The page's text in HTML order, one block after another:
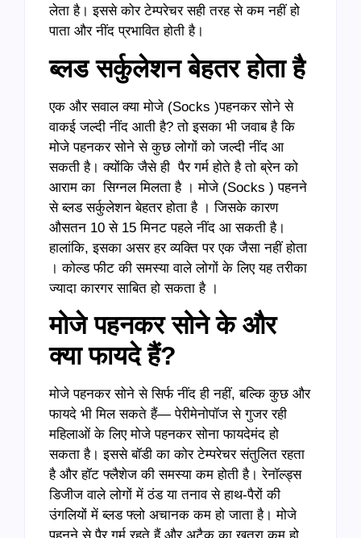
लेता है। इससे कोर टेम्परेचर सही तरह से कम नहीं हो
पाता और नींद प्रभावित होती है।
ब्लड सर्कुलेशन बेहतर होता है
एक और सवाल क्या मोजे (Socks )पहनकर सोने से
वाकई जल्दी नींद आती है? तो इसका भी जवाब है कि
मोजे पहनकर सोने से कुछ लोगों को जल्दी नींद आ
सकती है। क्योंकि जैसे ही पैर गर्म होते है तो ब्रेन को
आराम का सिग्नल मिलता है । मोजे (Socks ) पहनने
से ब्लड सर्कुलेशन बेहतर होता है । जिसके कारण
औसतन 10 से 15 मिनट पहले नींद आ सकती है।
हालांकि, इसका असर हर व्यक्ति पर एक जैसा नहीं होता
। कोल्ड फीट की समस्या वाले लोगों के लिए यह तरीका
ज्यादा कारगर साबित हो सकता है ।
मोजे पहनकर सोने के और
क्या फायदे हैं?
मोजे पहनकर सोने से सिर्फ नींद ही नहीं, बल्कि कुछ और
फायदे भी मिल सकते हैं— पेरीमेनोपॉज से गुजर रही
महिलाओं के लिए मोजे पहनकर सोना फायदेमंद हो
सकता है। इससे बॉडी का कोर टेम्परेचर संतुलित रहता
है और हॉट फ्लैशेज की समस्या कम होती है। रेनॉल्ड्स
डिजीज वाले लोगों में ठंड या तनाव से हाथ-पैरों की
उंगलियों में ब्लड फ्लो अचानक कम हो जाता है। मोजे